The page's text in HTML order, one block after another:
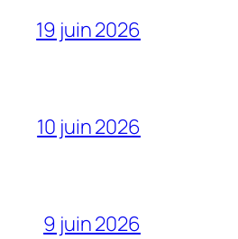
19 juin 2026
10 juin 2026
9 juin 2026